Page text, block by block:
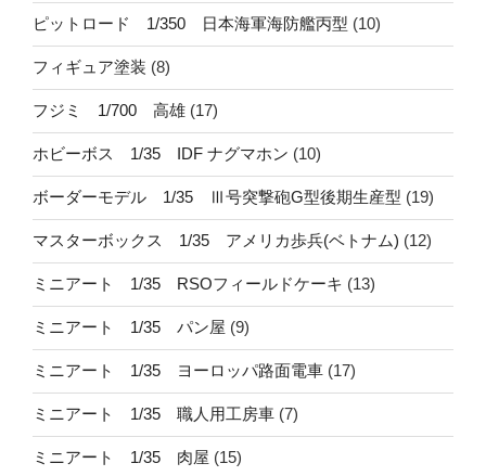
ピットロード 1/350 日本海軍海防艦丙型 (10)
フィギュア塗装 (8)
フジミ 1/700 高雄 (17)
ホビーボス 1/35 IDF ナグマホン (10)
ボーダーモデル 1/35 Ⅲ号突撃砲G型後期生産型 (19)
マスターボックス 1/35 アメリカ歩兵(ベトナム) (12)
ミニアート 1/35 RSOフィールドケーキ (13)
ミニアート 1/35 パン屋 (9)
ミニアート 1/35 ヨーロッパ路面電車 (17)
ミニアート 1/35 職人用工房車 (7)
ミニアート 1/35 肉屋 (15)